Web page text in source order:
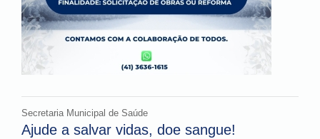
Secretaria Municipal de Saúde
Ajude a salvar vidas, doe sangue!